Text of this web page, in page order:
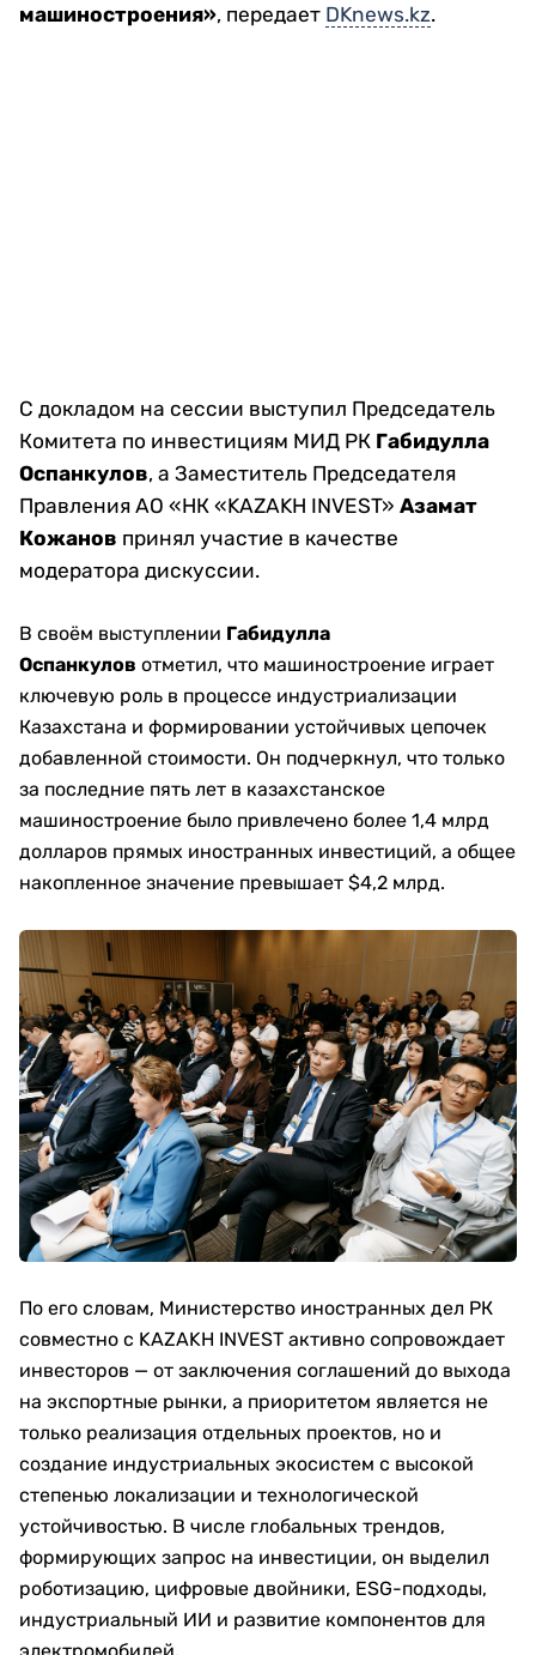
машиностроения», передает DKnews.kz.
С докладом на сессии выступил Председатель
Комитета по инвестициям МИД РК Габидулла
Оспанкулов, а Заместитель Председателя
Правления АО «НК «KAZAKH INVEST» Азамат
Кожанов принял участие в качестве
модератора дискуссии.
В своём выступлении Габидулла
Оспанкулов отметил, что машиностроение играет
ключевую роль в процессе индустриализации
Казахстана и формировании устойчивых цепочек
добавленной стоимости. Он подчеркнул, что только
за последние пять лет в казахстанское
машиностроение было привлечено более 1,4 млрд
долларов прямых иностранных инвестиций, а общее
накопленное значение превышает $4,2 млрд.
По его словам, Министерство иностранных дел РК
совместно с KAZAKH INVEST активно сопровождает
инвесторов — от заключения соглашений до выхода
на экспортные рынки, а приоритетом является не
только реализация отдельных проектов, но и
создание индустриальных экосистем с высокой
степенью локализации и технологической
устойчивостью. В числе глобальных трендов,
формирующих запрос на инвестиции, он выделил
роботизацию, цифровые двойники, ESG-подходы,
индустриальный ИИ и развитие компонентов для